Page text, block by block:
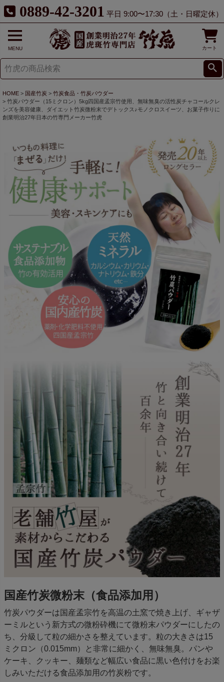
0889-42-3201 平日 9:00〜17:30（土・日曜定休）
MENU カート
HOME 国産竹炭
竹炭食品・竹炭パウダー
竹炭パウダー（15ミクロン）5kg四国産孟宗竹使用、無味無臭の活性炭チャコールクレ
ンズを美容健康、ダイエット竹炭微粉末でデトックス♪モノクロスイーツ、お菓子作りに
創業明治27年日本の竹専門メーカー竹虎
国産竹炭微粉末（食品添加用）
竹炭パウダーは国産孟宗竹を高温の土窯で焼き上げ、ギャザ
ーミルという新方式の微粉砕機にて微粉末パウダーにしたの
ち、分級して粒の細かさを整えています。粒の大きさは15
ミクロン（0.015mm）と非常に細かく、無味無臭。パンや
ケーキ、クッキー、麺類など幅広い食品に黒い色付けをお楽
しみいただける食品添加用の竹炭粉です。